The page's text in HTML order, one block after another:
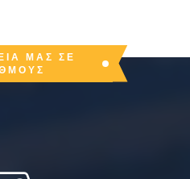
ΜΑΣ ΣΕ